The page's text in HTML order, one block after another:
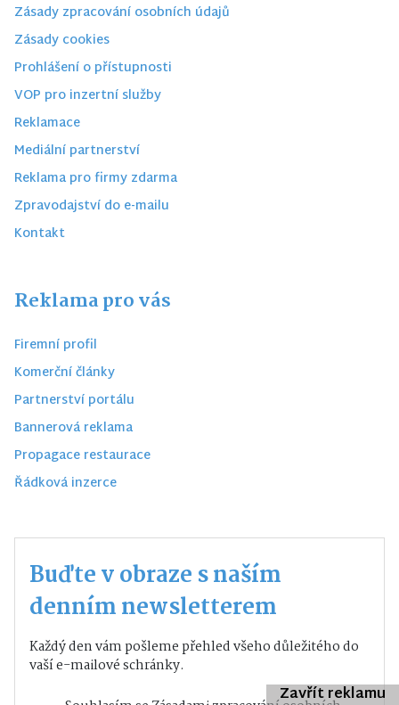
Zásady zpracování osobních údajů
Zásady cookies
Prohlášení o přístupnosti
VOP pro inzertní služby
Reklamace
Mediální partnerství
Reklama pro firmy zdarma
Zpravodajství do e-mailu
Kontakt
Reklama pro vás
Firemní profil
Komerční články
Partnerství portálu
Bannerová reklama
Propagace restaurace
Řádková inzerce
Buďte v obraze s naším
denním newsletterem
Každý den vám pošleme přehled všeho důležitého do
vaší e-mailové schránky.
Zavřít reklamu